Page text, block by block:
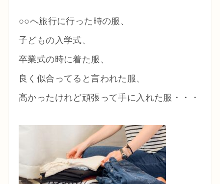
○○へ旅行に行った時の服、
子どもの入学式、
卒業式の時に着た服、
良く似合ってると言われた服、
高かったけれど頑張って手に入れた服・・・